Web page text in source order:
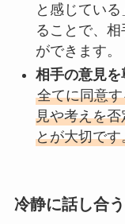
と感じてい
ることで、
ができます。
相手の意見を
全てに同意
見や考えを
とが大切です
冷静に話し合